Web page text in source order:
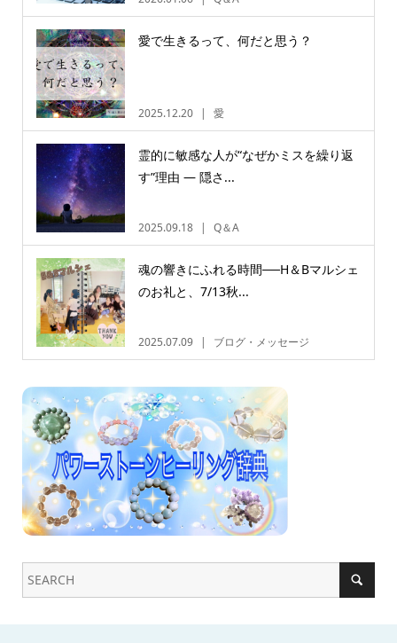
愛で生きるって、何だと思う？
2025.12.20 愛
霊的に敏感な人が“なぜかミスを繰り返
す”理由 ― 隠さ...
2025.09.18 Q＆A
魂の響きにふれる時間──H＆Bマルシェ
のお礼と、7/13秋...
2025.07.09 ブログ・メッセージ